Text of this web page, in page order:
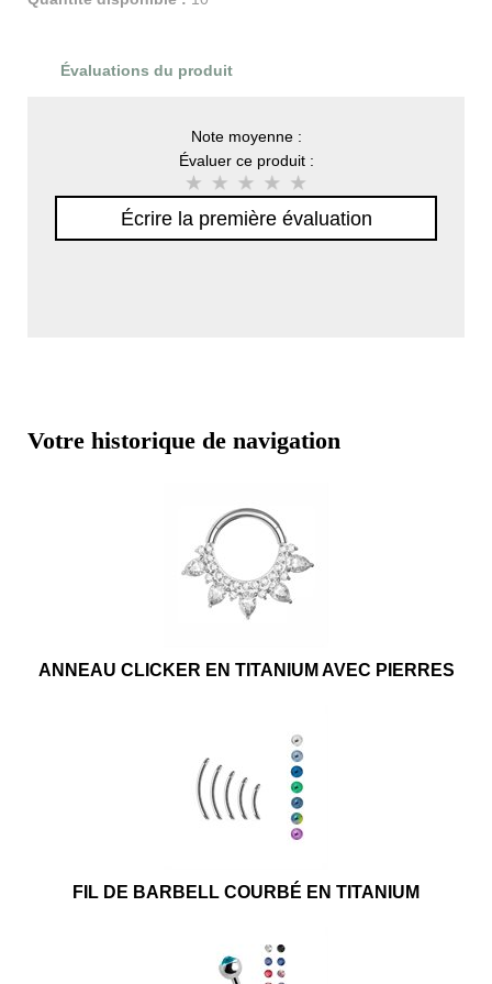
Évaluations du produit
Note moyenne :
Évaluer ce produit :
Écrire la première évaluation
Votre historique de navigation
ANNEAU CLICKER EN TITANIUM AVEC PIERRES
FIL DE BARBELL COURBÉ EN TITANIUM